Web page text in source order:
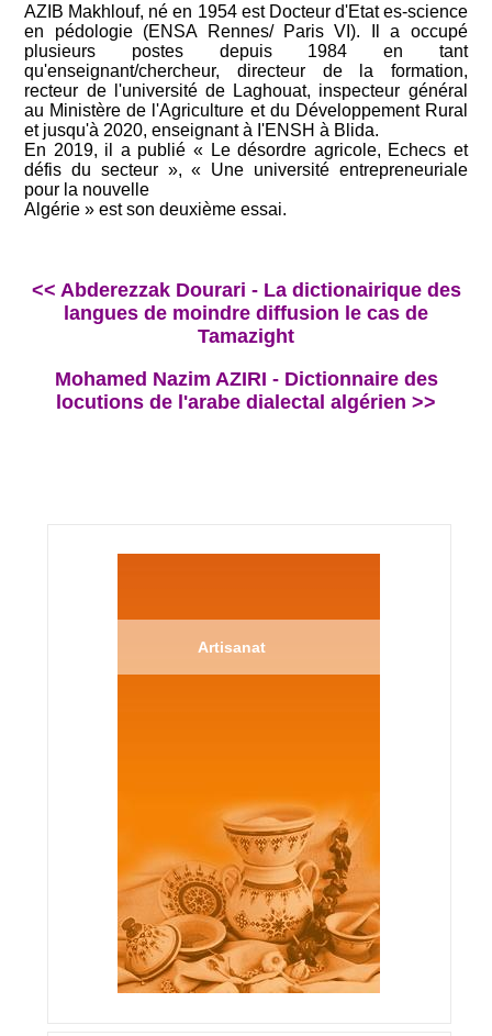
AZIB Makhlouf, né en 1954 est Docteur d'Etat es-science
en pédologie (ENSA Rennes/ Paris VI). Il a occupé
plusieurs postes depuis 1984 en tant
qu'enseignant/chercheur, directeur de la formation,
recteur de l'université de Laghouat, inspecteur général
au Ministère de l'Agriculture et du Développement Rural
et jusqu'à 2020, enseignant à I'ENSH à Blida.
En 2019, il a publié « Le désordre agricole, Echecs et
défis du secteur », « Une université entrepreneuriale
pour la nouvelle
Algérie » est son deuxième essai.
<< Abderezzak Dourari - La dictionairique des
langues de moindre diffusion le cas de
Tamazight
Mohamed Nazim AZIRI - Dictionnaire des
locutions de l'arabe dialectal algérien >>
Artisanat